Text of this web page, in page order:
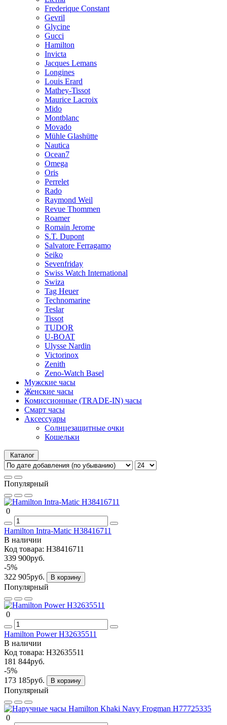
Frederique Constant
Gevril
Glycine
Gucci
Hamilton
Invicta
Jacques Lemans
Longines
Louis Erard
Mathey-Tissot
Maurice Lacroix
Mido
Montblanc
Movado
Mühle Glashütte
Nautica
Ocean7
Omega
Oris
Perrelet
Rado
Raymond Weil
Revue Thommen
Roamer
Romain Jerome
S.T. Dupont
Salvatore Ferragamo
Seiko
Sevenfriday
Swiss Watch International
Swiza
Tag Heuer
Technomarine
Teslar
Tissot
TUDOR
U-BOAT
Ulysse Nardin
Victorinox
Zenith
Zeno-Watch Basel
Мужские часы
Женские часы
Комиссионные (TRADE-IN) часы
Смарт часы
Аксессуары
Солнцезащитные очки
Кошельки
Каталог
Популярный
0
Hamilton Intra-Matic H38416711
В наличии
Код товара: H38416711
339 900руб.
-5%
322 905руб.
В корзину
Популярный
0
Hamilton Power H32635511
В наличии
Код товара: H32635511
181 844руб.
-5%
173 185руб.
В корзину
Популярный
0